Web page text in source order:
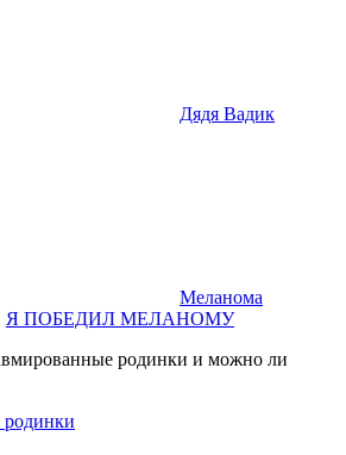
Дядя Вадик
Меланома
Я ПОБЕДИЛ МЕЛАНОМУ
родинки и можно ли